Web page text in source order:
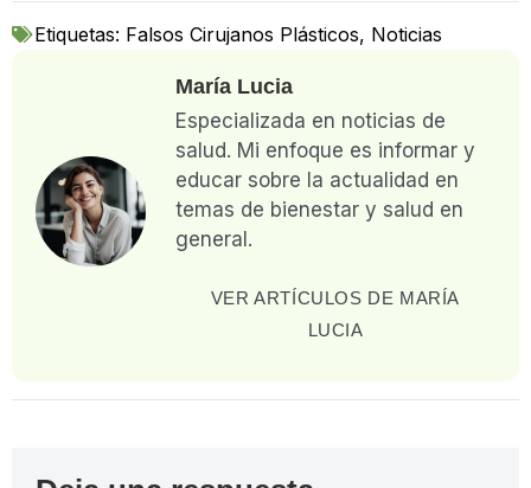
Etiquetas: Falsos Cirujanos Plásticos, Noticias
María Lucia
Especializada en noticias de
salud. Mi enfoque es informar y
educar sobre la actualidad en
temas de bienestar y salud en
general.
VER ARTÍCULOS DE MARÍA
LUCIA